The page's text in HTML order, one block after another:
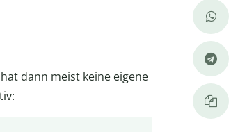
hat dann meist keine eigene